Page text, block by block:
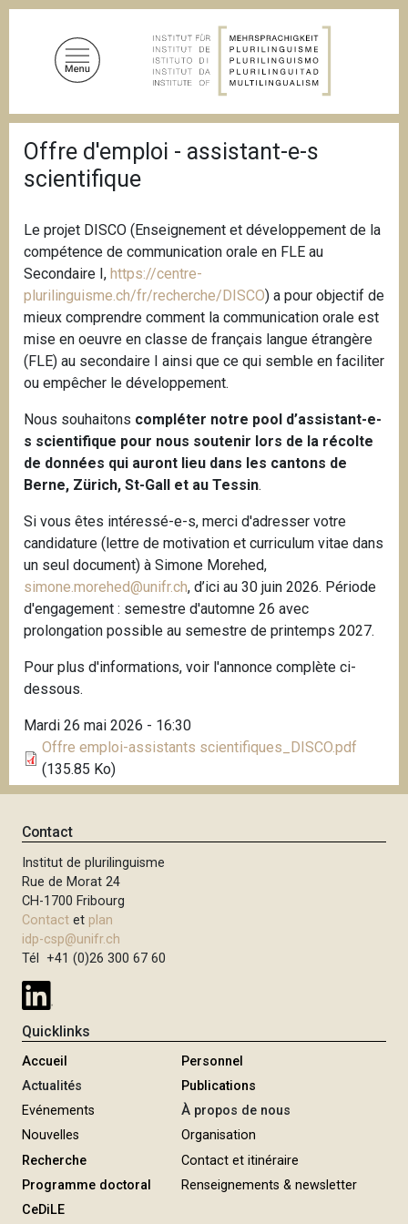
i
l
d
r
i
a
n
e
Offre d'emploi - assistant-e-s
scientifique
Le projet DISCO (Enseignement et développement de la
compétence de communication orale en FLE au
Secondaire I, https://centre-
plurilinguisme.ch/fr/recherche/DISCO) a pour objectif de
mieux comprendre comment la communication orale est
mise en oeuvre en classe de français langue étrangère
(FLE) au secondaire I ainsi que ce qui semble en faciliter
ou empêcher le développement.
Nous souhaitons compléter notre pool d’assistant-e-
s scientifique pour nous soutenir lors de la récolte
de données qui auront lieu dans les cantons de
Berne, Zürich, St-Gall et au Tessin.
Si vous êtes intéressé-e-s, merci d'adresser votre
candidature (lettre de motivation et curriculum vitae dans
un seul document) à Simone Morehed,
simone.morehed@unifr.ch, d’ici au 30 juin 2026. Période
d'engagement : semestre d'automne 26 avec
prolongation possible au semestre de printemps 2027.
Pour plus d'informations, voir l'annonce complète ci-
dessous.
Mardi 26 mai 2026 - 16:30
Offre emploi-assistants scientifiques_DISCO.pdf
(135.85 Ko)
Contact
Institut de plurilinguisme
Rue de Morat 24
CH-1700 Fribourg
Contact et plan
idp-csp@unifr.ch
Tél +41 (0)26 300 67 60
Quicklinks
Accueil
Actualités
Evénements
Nouvelles
Recherche
Programme doctoral
CeDiLE
Personnel
Publications
À propos de nous
Organisation
Contact et itinéraire
Renseignements & newsletter